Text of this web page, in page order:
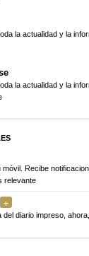
la actualidad y la
la actualidad y la
móvil. Recibe
relevante
diario impreso,